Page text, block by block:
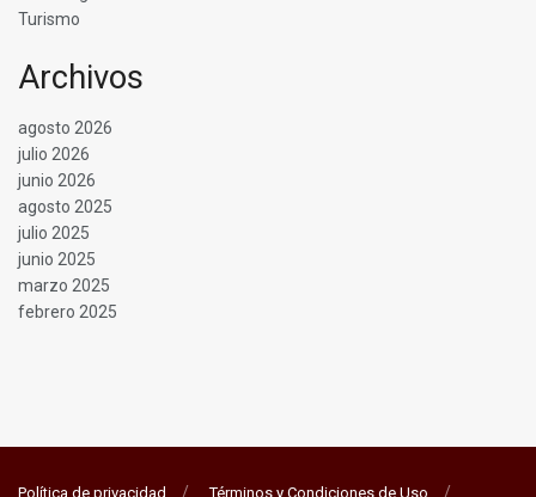
Turismo
Archivos
agosto 2026
julio 2026
junio 2026
agosto 2025
julio 2025
junio 2025
marzo 2025
febrero 2025
Política de privacidad Términos y Condiciones de Uso